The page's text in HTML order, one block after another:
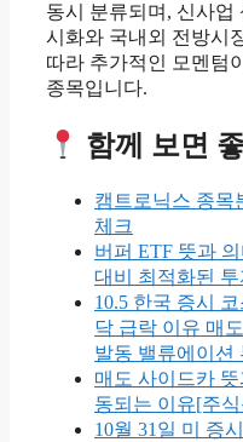
동시 분류되며, 신사업
시화와 국내외 전방시
따라 추가적인 모멘텀
종목입니다.
함께 보면
캠트로닉스 종목
체크
버퍼 ETF 뜻과
대비 최적화된 투
10.5 한국 증시
닥 급락 이유 매
발동 밸류에이션
매도 사이드카
동되는 이유[주
10월 31일 미 증